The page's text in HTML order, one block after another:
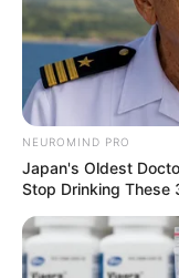
NEUROMIND PRO
Japan's Oldest
Stop Drinking These